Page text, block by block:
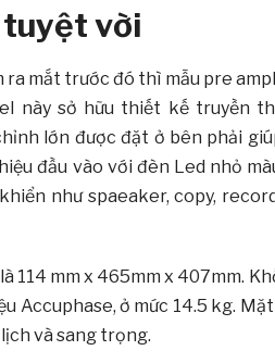
vời
ra mắt trước đó thì mẫu pre
này sở hữu thiết kế truyền
lớn được đặt ở bên phải
đầu vào với đèn Led nhỏ
như spaeaker, copy,
114 mm x 465mm x 407mm.
Accuphase, ở mức 14.5 kg.
và sang trọng.